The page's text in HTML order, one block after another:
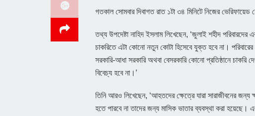
গতকাল সোমবার দিবাগত রাত ১টা ৩৪ মিনিটে নিজের
তথ্য উপদেষ্টা নাহিদ ইসলাম লিখেছেন, ‘জুলাই শহীদ পরিবারদের
চাকরিতে এটা কোনো নতুন কোটা হিসেবে যুক্ত হবে না।
সরকারি-আধা সরকারি অথবা বেসরকারি কোনো প্রতিষ্ঠানে
বিবেচ্য হবে না।’
তিনি আরও লিখেছেন, ‘আহতদের ক্ষেত্রে যারা সারাজীবনের
হতে পারবে না তাদের জন্য মাসিক ভাতার ব্যবস্থা করা